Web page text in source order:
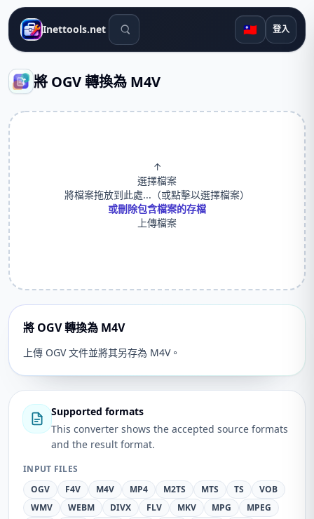
Inettools.net 搜尋工具 🇹🇼 登入
將 OGV 轉換為 M4V
↑
選擇檔案
將檔案拖放到此處...（或點擊以選擇檔案）
或刪除包含檔案的存檔
上傳檔案
將 OGV 轉換為 M4V
上傳 OGV 文件並將其另存為 M4V。
Supported formats
This converter shows the accepted source formats
and the result format.
INPUT FILES
OGV
F4V M4V MP4 M2TS MTS TS
VOB
WMV
WEBM DIVX FLV MKV MPG
MPEG